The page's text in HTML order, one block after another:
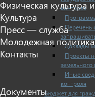
контроля
Перечень
Доклады
Проекты
земельного
Иные
контроля
Бюджет для
Физическая культура
Культура
Пресс — служба
Молодежная политика
Контакты
Документы